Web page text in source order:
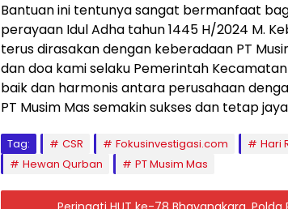
Bantuan ini tentunya sangat bermanfaat
perayaan Idul Adha tahun 1445 H/2024 M.
terus dirasakan dengan keberadaan PT
dan doa kami selaku Pemerintah
baik dan harmonis antara perusahaan
PT Musim Mas semakin sukses dan tetap
Tag: CSR Fokusinvestigasi.com
Hari
Hewan Qurban
PT Musim Mas